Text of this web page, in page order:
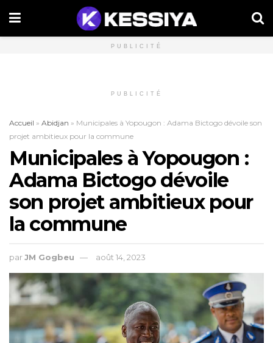
PUBLICITÉ
PUBLICITÉ
Accueil » Abidjan » Municipales à Yopougon : Adama Bictogo dévoile son
projet ambitieux pour la commune
Municipales à Yopougon :
Adama Bictogo dévoile
son projet ambitieux pour
la commune
parJM Gogbeu août 14, 2023